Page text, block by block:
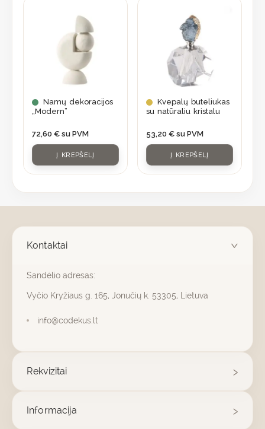
Namų dekoracijos
„Modern”
72,60 € su PVM
Į KREPŠELĮ
Kvepalų buteliukas
su natūraliu kristalu
53,20 € su PVM
Į KREPŠELĮ
Kontaktai
Sandėlio adresas:
Vyčio Kryžiaus g. 165, Jonučių k. 53305, Lietuva
info@codekus.lt
Rekvizitai
Informacija